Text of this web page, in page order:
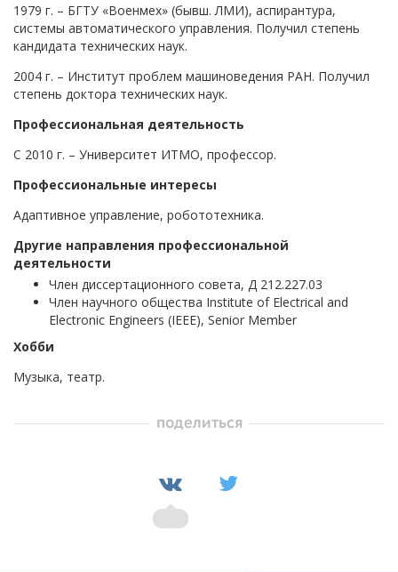
1979 г. – БГТУ «Военмех» (бывш. ЛМИ), аспирантура,
системы автоматического управления. Получил степень
кандидата технических наук.
2004 г. – Институт проблем машиноведения РАН. Получил
степень доктора технических наук.
Профессиональная деятельность
С 2010 г. – Университет ИТМО, профессор.
Профессиональные интересы
Адаптивное управление, робототехника.
Другие направления профессиональной
деятельности
Член диссертационного совета, Д 212.227.03
Член научного общества Institute of Electrical and
Electronic Engineers (IEEE), Senior Member
Хобби
Музыка, театр.
поделиться